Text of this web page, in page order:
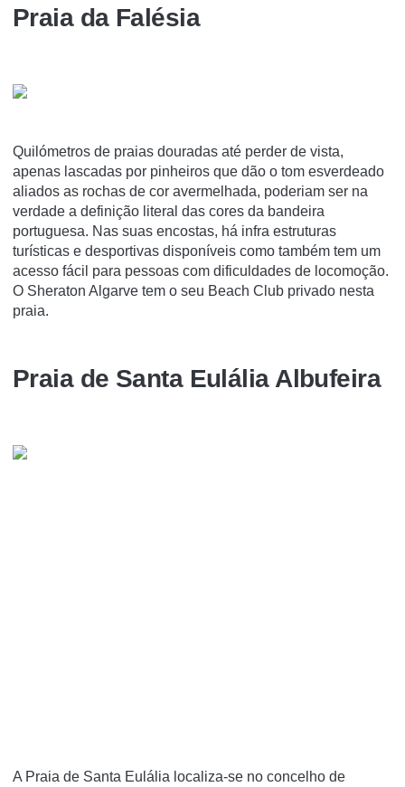
Praia da Falésia
Quilómetros de praias douradas até perder de vista,
apenas lascadas por pinheiros que dão o tom esverdeado
aliados as rochas de cor avermelhada, poderiam ser na
verdade a definição literal das cores da bandeira
portuguesa. Nas suas encostas, há infra estruturas
turísticas e desportivas disponíveis como também tem um
acesso fácil para pessoas com dificuldades de locomoção.
O Sheraton Algarve tem o seu Beach Club privado nesta
praia.
Praia de Santa Eulália Albufeira
A Praia de Santa Eulália localiza-se no concelho de